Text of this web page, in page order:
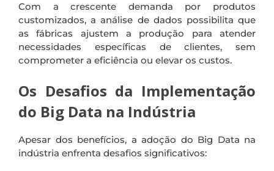
Com a crescente demanda por produtos
customizados, a análise de dados possibilita que
as fábricas ajustem a produção para atender
necessidades específicas de clientes, sem
comprometer a eficiência ou elevar os custos.
Os Desafios da Implementação
do Big Data na Indústria
Apesar dos benefícios, a adoção do Big Data na
indústria enfrenta desafios significativos: